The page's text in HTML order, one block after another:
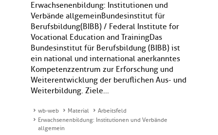
Erwachsenenbildung: Institutionen und
Verbände allgemein Bundesinstitut für
Berufsbildung(BIBB) / Federal Institute for
Vocational Education and TrainingDas
Bundesinstitut für Berufsbildung (BIBB) ist
ein national und international anerkanntes
Kompetenzzentrum zur Erforschung und
Weiterentwicklung der beruflichen Aus- und
Weiterbildung. Ziele...
wb-web Material
Arbeitsfeld
Erwachsenenbildung: Institutionen und Verbände
allgemein